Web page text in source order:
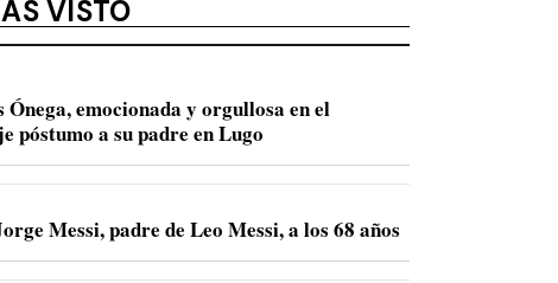
VISTO
Ónega, emocionada y orgullosa en el
póstumo a su padre en Lugo
Messi, padre de Leo Messi, a los 68 años